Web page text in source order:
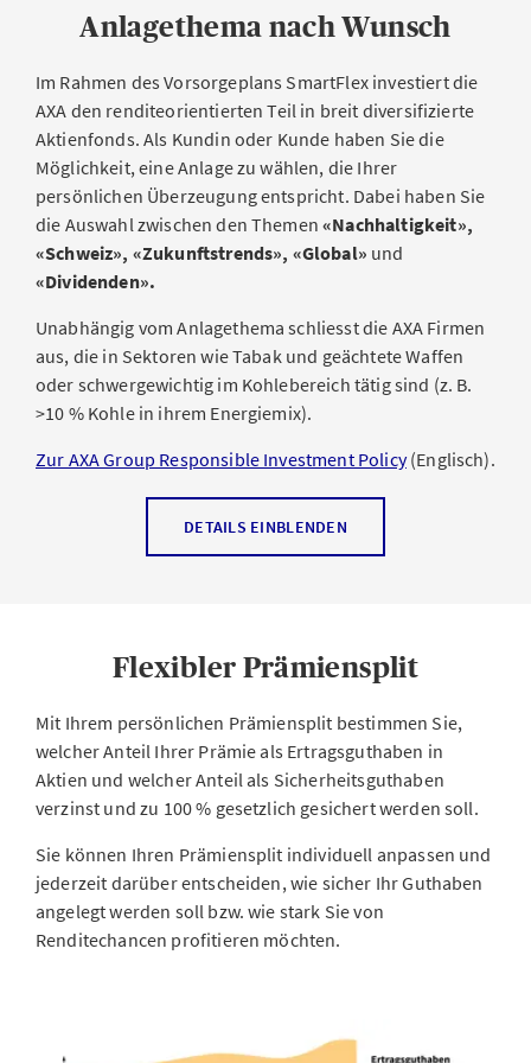
Geringe Anlagekosten
Möglichkeit, in Unternehmen zu investieren, die eine
CO2-neutrale Wirtschaftanstreben
Download
VORSORGEPLAN SMARTFLEX – FACTSHEET[.pdf , 214KB]
VORSORGEPLAN SMARTFLEX – BASISINFORMATIONSBLATT
VORSORGEPLAN SMARTFLEX (3A) –
VERSICHERUNGSBEDINGUNGEN [.pdf , 228KB]
VORSORGEPLAN SMARTFLEX (3B) –
Anlagethema nach Wunsch
Im Rahmen des Vorsorgeplans SmartFlex investiert die
AXA den renditeorientierten Teil in breit diversifizierte
Aktienfonds. Als Kundin oder Kunde haben Sie die
Möglichkeit, eine Anlage zu wählen, die Ihrer
persönlichen Überzeugung entspricht. Dabei haben Sie
die Auswahl zwischen den Themen«Nachhaltigkeit»,
«Schweiz», «Zukunftstrends», «Global» und
«Dividenden».
Unabhängig vom Anlagethema schliesst die AXA Firmen
aus, die in Sektoren wie Tabak und geächtete Waffen
oder schwergewichtig im Kohlebereich tätig sind (z. B.
>10 % Kohle in ihrem Energiemix).
Zur AXA Group Responsible Investment Policy(Englisch).
Download
VORSORGEPLAN SMARTFLEX «ANLAGETHEMEN» - FACTSHEET
DETAILS EINBLENDEN
Flexibler Prämiensplit
Mit Ihrem persönlichen Prämiensplit bestimmen Sie,
welcher Anteil Ihrer Prämie als Ertragsguthaben in
Aktien und welcher Anteil als Sicherheitsguthaben
verzinst und zu 100 % gesetzlich gesichert werden soll.
Sie können Ihren Prämiensplit individuell anpassen und
jederzeit darüber entscheiden, wie sicher Ihr Guthaben
angelegt werden soll bzw. wie stark Sie von
Renditechancen profitieren möchten.